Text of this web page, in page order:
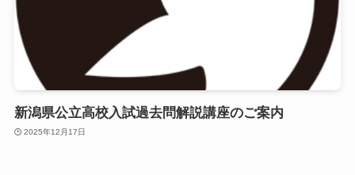
新潟県公立高校入試過去問解説講座のご案内
2025年12月17日